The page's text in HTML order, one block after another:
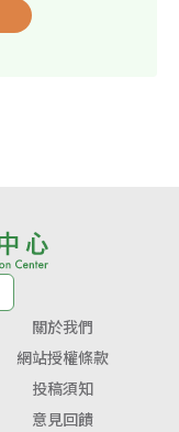
關於我們
網站授權條款
投稿須知
意見回饋